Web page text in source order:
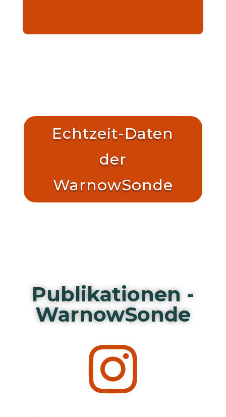
Echtzeit-Daten
der
WarnowSonde
Publikationen -
WarnowSonde
